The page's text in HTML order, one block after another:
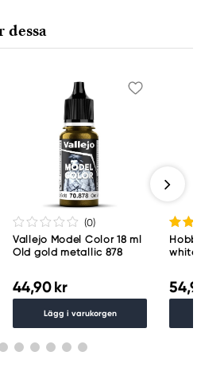
Barcelona (España)
dessa
(0)
Vallejo Model Color 18 ml
Old gold metallic 878
44,90 kr
Lägg i varukorgen
white